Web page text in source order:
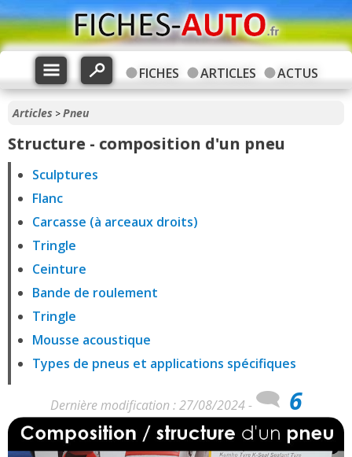
FICHES ARTICLES ACTUS
Articles >Pneu
Structure - composition d'un pneu
Sculptures
Flanc
Carcasse (à arceaux droits)
Tringle
Ceinture
Bande de roulement
Tringle
Mousse acoustique
Types de pneus et applications spécifiques
Dernière modification : 27/08/2024 - 6